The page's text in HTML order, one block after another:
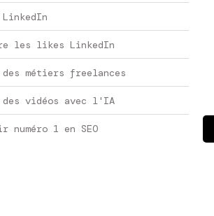
les likes LinkedIn
des métiers freelances
des vidéos avec l'IA
numéro 1 en SEO